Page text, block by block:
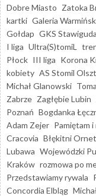
Dobre Miasto Zatoka
kartki Galeria
Gołdap GKS Stawiguda
I liga Ultra(S)tomiL
Płock III liga Korona
kobiety AS Stomil
Michał Glanowski
Zabrze Zagłębie Lubin
Poznań Bogdanka
Adam Zejer Pamiętam
Cracovia Błękitni
Lubawa Wojewódzki
Kraków rozmowa po
Przedstawiamy rywala
Concordia Elbląg